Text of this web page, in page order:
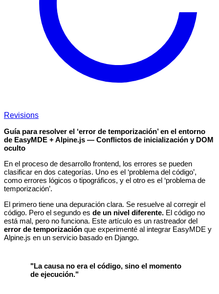
Revisions
Guía para resolver el ‘error de temporización’ en el entorno
de EasyMDE + Alpine.js — Conflictos de inicialización y DOM
oculto
En el proceso de desarrollo frontend, los errores se pueden
clasificar en dos categorías. Uno es el ‘problema del código’,
como errores lógicos o tipográficos, y el otro es el ‘problema de
temporización’.
El primero tiene una depuración clara. Se resuelve al corregir el
código. Pero el segundo es de un nivel diferente. El código no
está mal, pero no funciona. Este artículo es un rastreador del
error de temporización que experimenté al integrar EasyMDE y
Alpine.js en un servicio basado en Django.
"La causa no era el código, sino el momento
de ejecución."